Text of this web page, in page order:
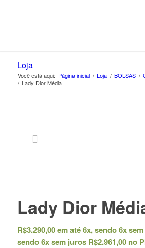
Loja
Você está aqui: Página inicial / Loja / BOLSAS /
/ Lady Dior Média
Lady Dior
R$3.290,00 em até 6x, sendo 6x
sendo 6x sem juros R$2.961,00 no